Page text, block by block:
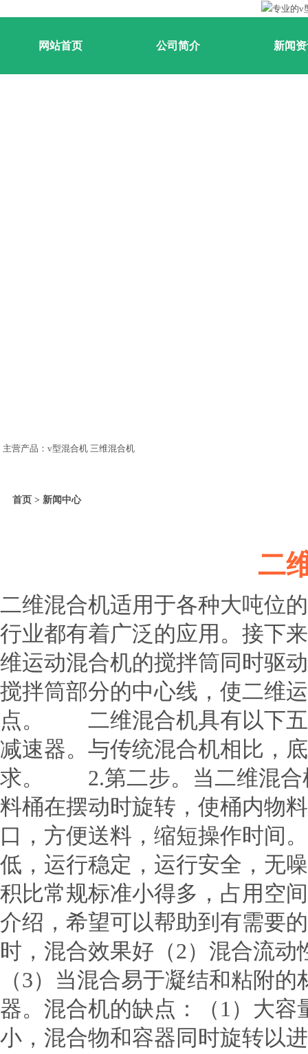
网站首页 公司简介 新闻
主营产品：v型混合机 三维混合机
首页 > 新闻中心
二
二维混合机适用于各种大吨位
行业都有着广泛的应用。接
维运动混合机的搅拌筒同时驱
搅拌筒部分的中心线，使二维
点。 二维混合机具有以下
减速器。与传统混合机相比，
求。 2.第二步。当二维混合
料桶在摆动时旋转，使桶内
口，方便送料，缩短操作时
低，运行稳定，运行安全，
积比常规标准小得多，占用
介绍，希望可以帮助到有需要
时，混合效果好（2）混合流
（3）当混合易于凝结和粘附
器。混合机的缺点：（1）大
小，混合物和容器同时旋转以